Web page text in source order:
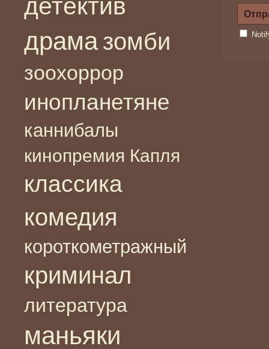
детектив
драма зомби
зоохоррор
инопланетяне
каннибалы
кинопремия Капля
классика
комедия
короткометражный
криминал
литература
маньяки